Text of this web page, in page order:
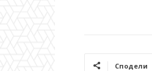
Сподели